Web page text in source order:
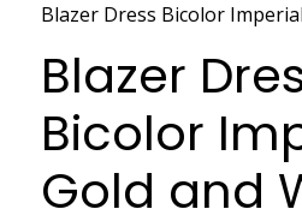
Blazer Dress Bicolor
Blazer
Bicolor
Gold and